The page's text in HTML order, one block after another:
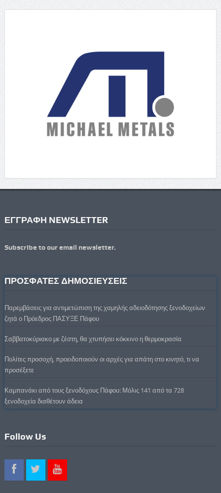
ΕΓΓΡΑΦΗ NEWSLETTER
Subscribe to our email newsletter.
ΠΡΟΣΦΑΤΕΣ ΔΗΜΟΣΙΕΥΣΕΙΣ
Παρεμβάσεις για αντιμετώπιση της χαμηλής αδειοδότησης ξενοδοχείων
ζητά ο Πρόεδρος ΠΑΣΥΞΕ Πάφου
Σαββατοκύριακο με ζέστη, θα χτυπήσει κόκκινο η θερμοκρασία
Πολίτες προσοχή, προειδοποιούν οι αρχές για απάτη στο κινητό, τι να
προσέξετε
Καμπανάκι από τους ξενοδόχους Πάφου: Μόλις 141 από τα 728
ξενοδοχεία διαθέτουν άδεια
Follow Us